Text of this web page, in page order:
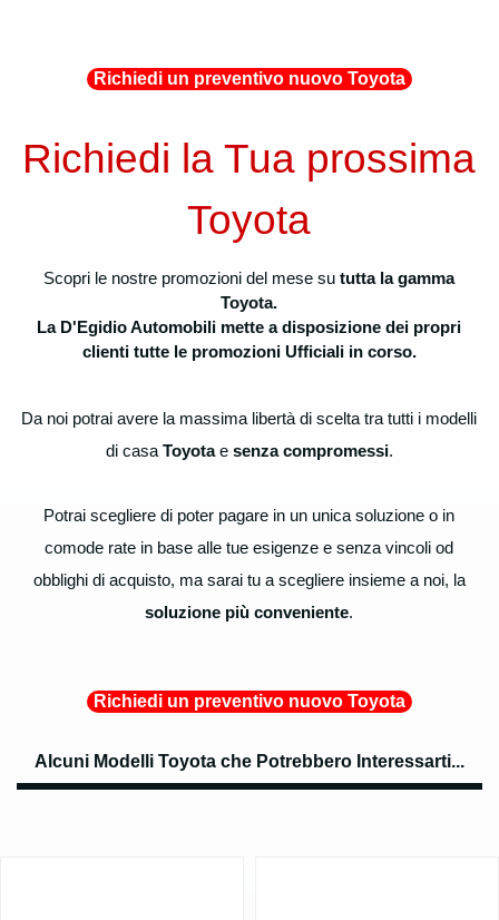
Richiedi un preventivo nuovo Toyota
Richiedi la Tua prossima
Toyota
Scopri le nostre promozioni del mese sututta la gamma
Toyota.
La D'Egidio Automobili mette a disposizione dei propri
clienti tutte le promozioni Ufficiali in corso.
Da noi potrai avere la massima libertà di scelta tra tutti i modelli
di casa Toyotae senza compromessi.
Potrai scegliere di poter pagare in un unica soluzione o in
comode rate in base alle tue esigenze e senza vincoli od
obblighi di acquisto, ma sarai tu a scegliere insieme a noi, la
soluzione più conveniente.
Richiedi un preventivo nuovo Toyota
Alcuni Modelli Toyota che Potrebbero Interessarti...